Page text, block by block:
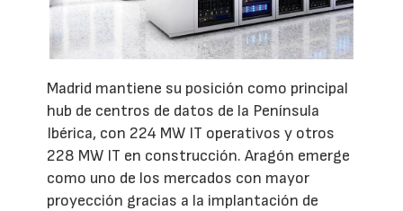
Madrid mantiene su posición como principal
hub de centros de datos de la Península
Ibérica, con 224 MW IT operativos y otros
228 MW IT en construcción. Aragón emerge
como uno de los mercados con mayor
proyección gracias a la implantación de